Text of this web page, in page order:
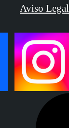
Aviso Legal